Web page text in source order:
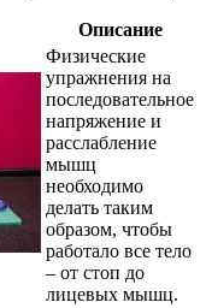
Описание
Физические
упражнения на
последовательное
напряжение и
расслабление
мышц
необходимо
делать таким
образом, чтобы
работало все тело
– от стоп до
лицевых мышц.